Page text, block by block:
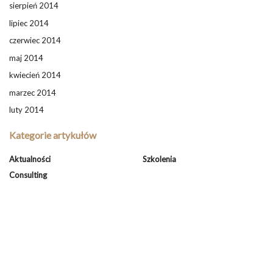
sierpień 2014
lipiec 2014
czerwiec 2014
maj 2014
kwiecień 2014
marzec 2014
luty 2014
Kategorie artykułów
Aktualności
Consulting
Szkolenia